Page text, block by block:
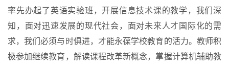
率先办起了英语实验班，开展信息技术课的教学，我们深
知，面对迅速发展的现代社会，面对未来人才国际化的需
求，我们必须与时俱进，才能永葆学校教育的活力。教师积
极参加继续教育，解读课程改革新概念，掌握计算机辅助教